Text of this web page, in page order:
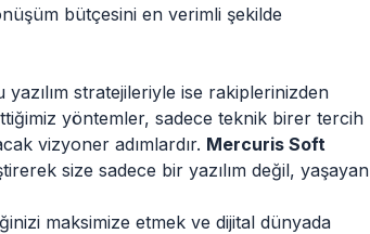
bütçesini en verimli şekilde
stratejileriyle ise rakiplerinizden
yöntemler, sadece teknik birer tercih
vizyoner adımlardır. Mercuris Soft
size sadece bir yazılım değil, yaşayan
maksimize etmek ve dijital dünyada